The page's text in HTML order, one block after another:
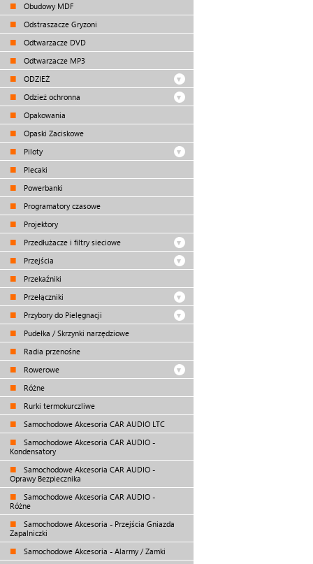
Obudowy MDF
Odstraszacze Gryzoni
Odtwarzacze DVD
Odtwarzacze MP3
ODZIEŻ
Odzież ochronna
Opakowania
Opaski Zaciskowe
Piloty
Plecaki
Powerbanki
Programatory czasowe
Projektory
Przedłużacze i filtry sieciowe
Przejścia
Przekaźniki
Przełączniki
Przybory do Pielęgnacji
Pudełka / Skrzynki narzędziowe
Radia przenośne
Rowerowe
Różne
Rurki termokurczliwe
Samochodowe Akcesoria CAR AUDIO LTC
Samochodowe Akcesoria CAR AUDIO -
Kondensatory
Samochodowe Akcesoria CAR AUDIO -
Oprawy Bezpiecznika
Samochodowe Akcesoria CAR AUDIO -
Różne
Samochodowe Akcesoria - Przejścia Gniazda
Zapalniczki
Samochodowe Akcesoria - Alarmy / Zamki